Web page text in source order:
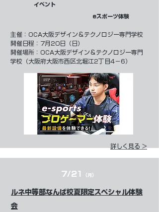
イベント
eスポーツ体験
​主催： OCA大阪デザイン＆テクノロジー専門学校
開催日程： 7月20日（日）
開催場所：OCA大阪デザイン＆テクノロジー専門
学校（大阪府大阪市西区北堀江2丁目4−6）
詳しく見る >
7/21 （月）
ルネ中等部なんば校夏限定スペシャル体験
会